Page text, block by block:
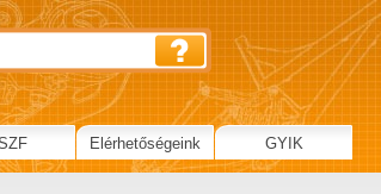
Elérhetőségeink GYIK